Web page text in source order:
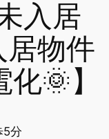
入居
物件
🌞】
5分